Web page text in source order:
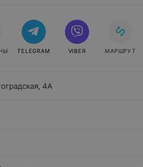
4А
TELEGRAM VIBER МАРШРУТ